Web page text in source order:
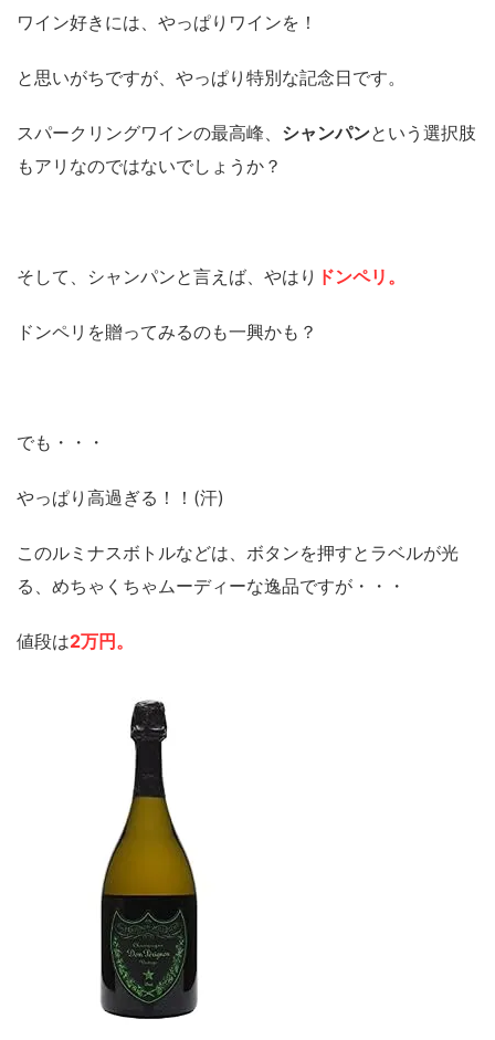
ワイン好きには、やっぱりワインを！
と思いがちですが、やっぱり特別な記念日です。
スパークリングワインの最高峰、 シャンパンという選択肢
もアリなのではないでしょうか？
そして、シャンパンと言えば、やはり ドンペリ。
ドンペリを贈ってみるのも一興かも？
でも・・・
やっぱり高過ぎる！！(汗)
このルミナスボトルなどは、ボタンを押すとラベルが光
る、めちゃくちゃムーディーな逸品ですが・・・
値段は2万円。